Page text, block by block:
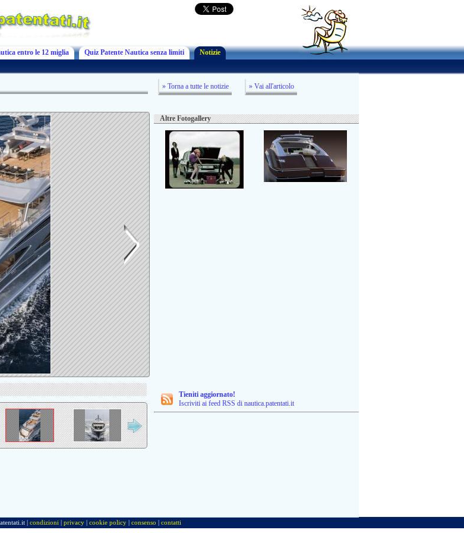
entro le 12 miglia Quiz Patente Nautica senza limiti Notizie
» Torna a tutte le notizie » Vai all'articolo
Altre Fotogallery
Tieniti aggiornato!
Iscriviti ai feed RSS di nautica.patentati.it
| condizioni | privacy | cookie policy | consenso | contatti